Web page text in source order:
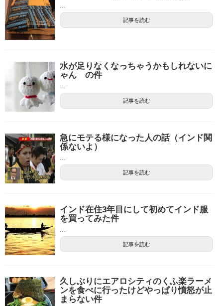
...
記事を読む
水が足りなくなっちゃうかもしれないに
ゃん の件
...
記事を読む
急にモテる様になった人の話（インド関
係ないよ）
...
記事を読む
インド在住3年目にして初めてインド服
を買ってみた件
...
記事を読む
久しぶりにエアロシティのくふ楽ラーメ
ンを食べに行ったけどやっぱり憤怒が止
まらない件